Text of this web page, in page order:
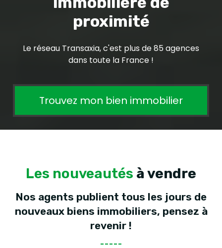
proximité
Le réseau Transaxia, c'est plus de 85 agences
dans toute la France !
Trouvez mon bien immobilier
Les nouveautés à vendre
Nos agents publient tous les jours de
nouveaux biens immobiliers, pensez à
revenir !